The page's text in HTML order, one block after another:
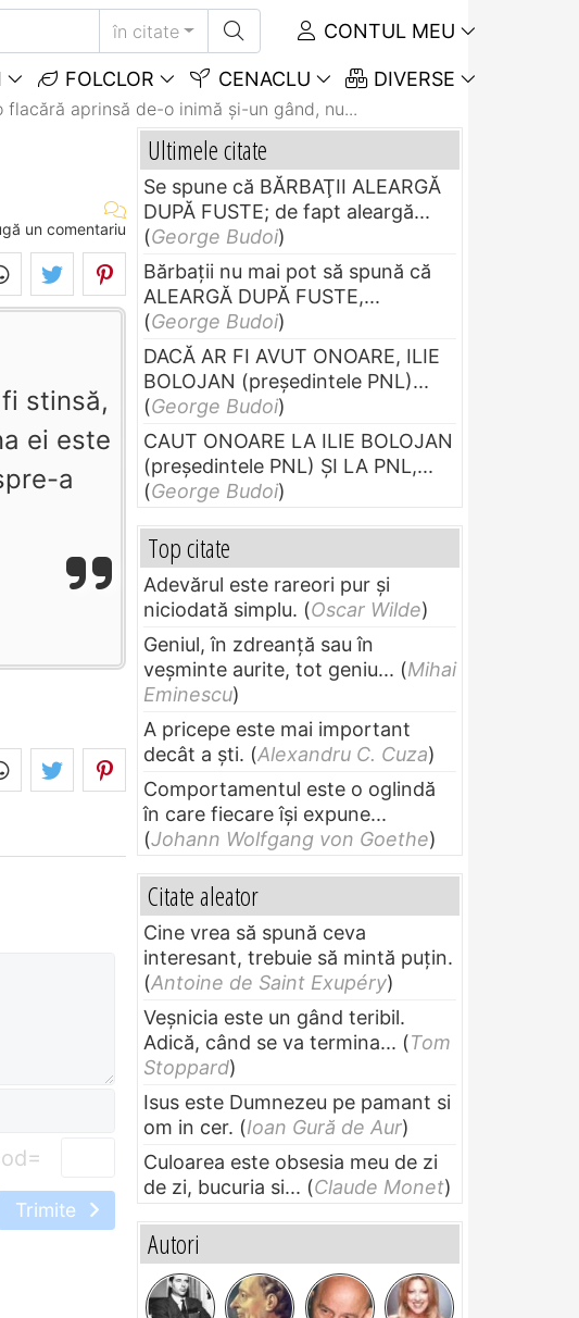
în citate CONTUL MEU
FOLCLOR CENACLU DIVERSE
flacără aprinsă de-o inimă şi-un gând, nu...
un comentariu
stinsă,
ei este
a
=
Trimite
Ultimele citate
Se spune că BĂRBAŢII ALEARGĂ
DUPĂ FUSTE; de fapt aleargă...
(George Budoi)
Bărbaţii nu mai pot să spună că
ALEARGĂ DUPĂ FUSTE,...
(George Budoi)
DACĂ AR FI AVUT ONOARE, ILIE
BOLOJAN (preşedintele PNL)...
(George Budoi)
CAUT ONOARE LA ILIE BOLOJAN
(preşedintele PNL) ŞI LA PNL,...
(George Budoi)
Top citate
Adevărul este rareori pur și
niciodată simplu. (Oscar Wilde)
Geniul, în zdreanţă sau în
veşminte aurite, tot geniu... (Mihai
Eminescu)
A pricepe este mai important
decât a ști. (Alexandru C. Cuza)
Comportamentul este o oglindă
în care fiecare își expune...
(Johann Wolfgang von Goethe)
Citate aleator
Cine vrea să spună ceva
interesant, trebuie să mintă puțin.
(Antoine de Saint Exupéry)
Veșnicia este un gând teribil.
Adică, când se va termina... (Tom
Stoppard)
Isus este Dumnezeu pe pamant si
om in cer. (Ioan Gură de Aur)
Culoarea este obsesia meu de zi
de zi, bucuria si... (Claude Monet)
Autori